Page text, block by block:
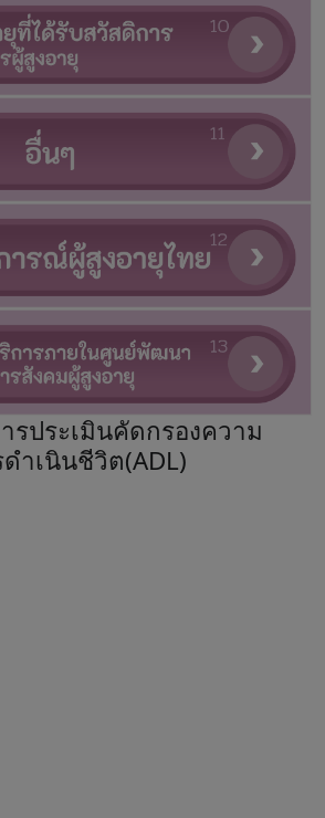
รประเมินคัดกรองความ
ำเนินชีวิต(ADL)